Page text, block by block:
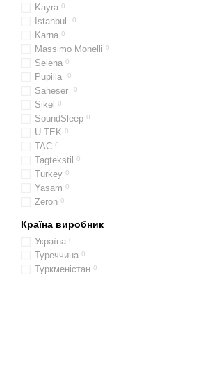
Kayra 0
Istanbul 0
Karna 0
Massimo Monelli 0
Selena 0
Pupilla 0
Saheser 0
Sikel​​​​​​​ 0
SoundSleep 0
U-TEK 0
TAC 0
Tagtekstil 0
Turkey 0
Yasam 0
Zeron 0
Країна виробник
Україна 0
Туреччина 0
Туркменістан 0